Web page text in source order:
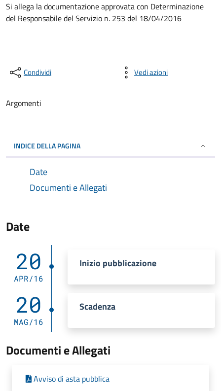
Si allega la documentazione approvata con Determinazione
del Responsabile del Servizio n. 253 del 18/04/2016
Condividi Vedi azioni
Argomenti
INDICE DELLA PAGINA
Date
Documenti e Allegati
Date
20
APR/16
Inizio pubblicazione
20
MAG/16
Scadenza
Documenti e Allegati
Avviso di asta pubblica